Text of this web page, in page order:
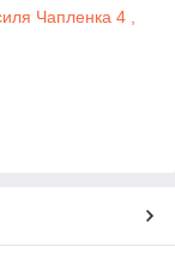
Чапленка 4 ,